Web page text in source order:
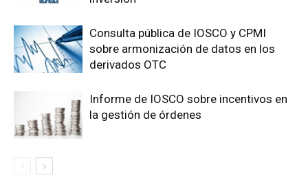
Consulta pública de IOSCO y CPMI
sobre armonización de datos en los
derivados OTC
Informe de IOSCO sobre incentivos en
la gestión de órdenes